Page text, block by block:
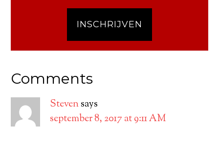
INSCHRIJVEN
Comments
Stevensays
september 8, 2017 at 9:11 AM